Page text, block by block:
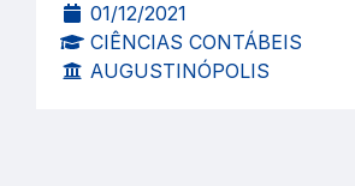
01/12/2021
CIÊNCIAS CONTÁBEIS
AUGUSTINÓPOLIS